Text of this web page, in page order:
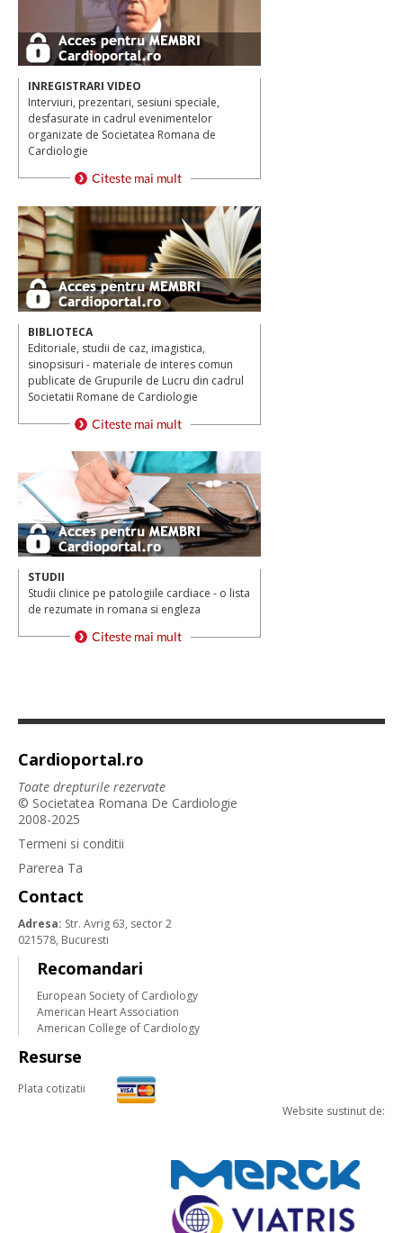
INREGISTRARI VIDEO
Interviuri, prezentari, sesiuni speciale,
desfasurate in cadrul evenimentelor
organizate de Societatea Romana de
Cardiologie
BIBLIOTECA
Editoriale, studii de caz, imagistica,
sinopsisuri - materiale de interes comun
publicate de Grupurile de Lucru din cadrul
Societatii Romane de Cardiologie
STUDII
Studii clinice pe patologiile cardiace - o lista
de rezumate in romana si engleza
Cardioportal.ro
Toate drepturile rezervate
© Societatea Romana De Cardiologie
2008-2025
Termeni si conditii
Parerea Ta
Contact
Adresa: Str. Avrig 63, sector 2
021578, Bucuresti
Recomandari
European Society of Cardiology
American Heart Association
American College of Cardiology
Resurse
Plata cotizatii
Website sustinut de: